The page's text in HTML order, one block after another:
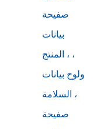
صفيحة
بيانات
المنتج ، ،
ولوح بيانات
السلامة ،
صفيحة